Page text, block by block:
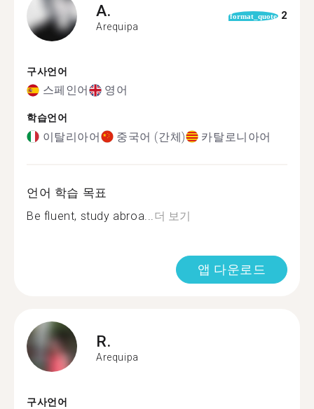
A.
Arequipa
format_quote 2
구사언어
스페인어 영어
학습언어
이탈리아어 중국어 (간체) 카탈로니아어
언어 학습 목표
Be fluent, study abroa... 더 보기
앱 다운로드
R.
Arequipa
구사언어